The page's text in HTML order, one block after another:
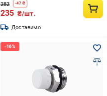
282 -47 ₴
235 ₴/шт.
Доставимо